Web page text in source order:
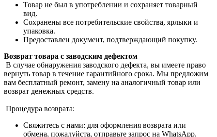
Товар не был в употреблении и сохраняет товарный
вид.
Сохранены все потребительские свойства, ярлыки и
упаковка.
Предоставлен документ, подтверждающий покупку.
Возврат товара с заводским дефектом
В случае обнаружения заводского дефекта, вы имеете право
вернуть товар в течение гарантийного срока. Мы предложим
вам бесплатный ремонт, замену на аналогичный товар или
возврат денежных средств.
Процедура возврата:
Свяжитесь с нами: для оформления возврата или
обмена, пожалуйста, отправьте запрос на WhatsApp.